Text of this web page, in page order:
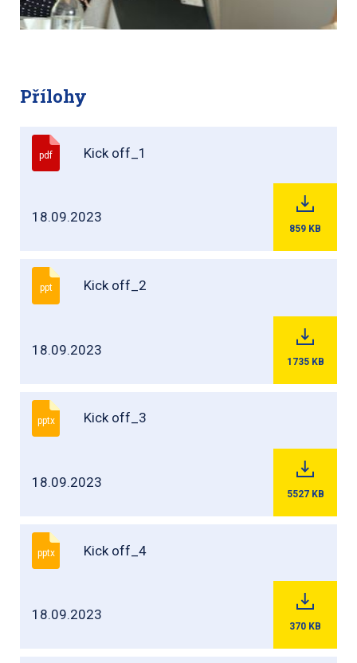
Přílohy
pdf Kick off_1
18.09.2023
859 KB
ppt Kick off_2
18.09.2023
1735 KB
pptx Kick off_3
18.09.2023
5527 KB
pptx Kick off_4
18.09.2023
370 KB